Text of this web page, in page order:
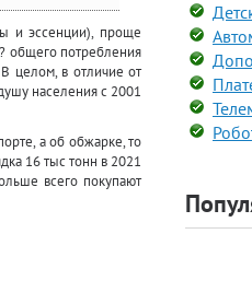
и эссенции), проще
общего потребления
целом, в отличие от
населения с 2001
а об обжарке, то
16 тыс тонн в 2021
всего покупают